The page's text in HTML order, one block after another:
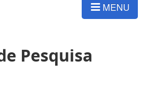
MENU
Pesquisa